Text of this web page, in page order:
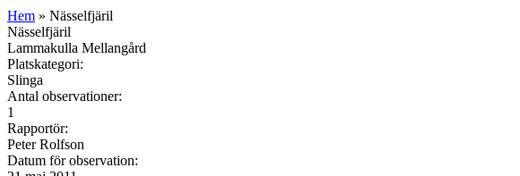
Hem » Nässelfjäril
Nässelfjäril
Lammakulla Mellangård
Platskategori:
Slinga
Antal observationer:
1
Rapportör:
Peter Rolfson
Datum för observation: